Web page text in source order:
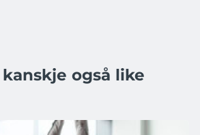
også like